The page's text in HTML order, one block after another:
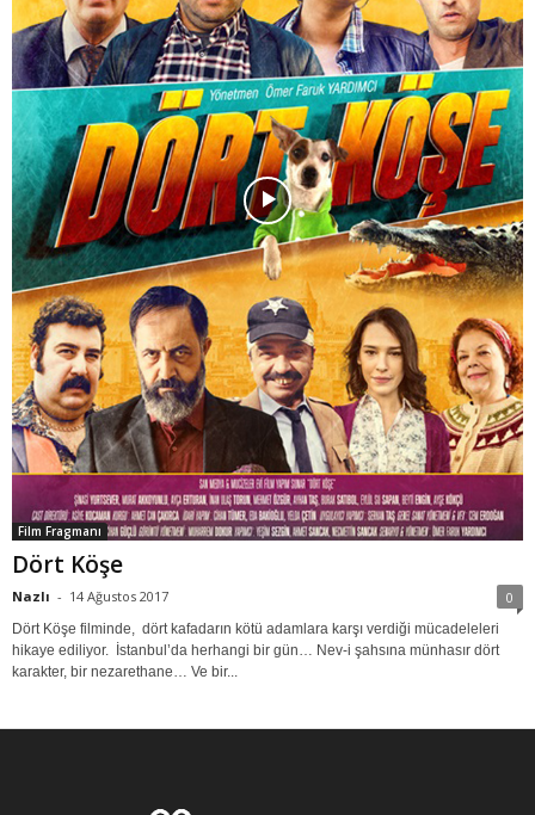
Film Fragmanı
Dört Köşe
Nazlı - 14 Ağustos 2017 0
Dört Köşe filminde, dört kafadarın kötü adamlara karşı verdiği mücadeleleri
hikaye ediliyor. İstanbul’da herhangi bir gün… Nev-i şahsına münhasır dört
karakter, bir nezarethane… Ve bir...